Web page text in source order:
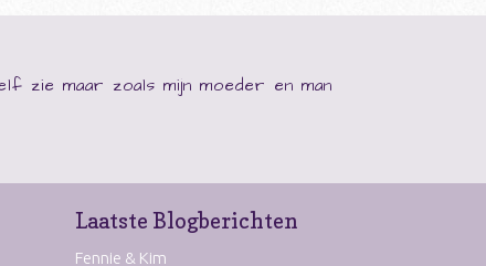
zie maar zoals mijn moeder en man
Laatste Blogberichten
Fennie & Kim